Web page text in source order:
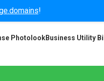
!
PhotolookBusiness Utility Bill